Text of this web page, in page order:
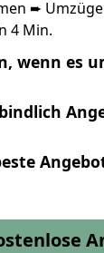
➨ Umzüge
4 Min.
wenn es